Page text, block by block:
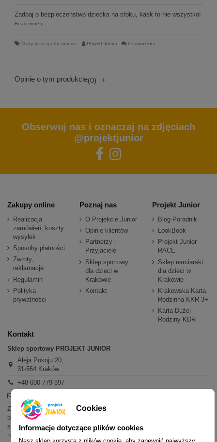
Zadbaj o bezpieczeństwo dziecka na stoku, kask to nie wszystko!
Read more
Narty oraz sporty zimowe Projekt Junior 0 comments
Opinie o tym produkcie(0) +
Obserwuj nas i oznaczaj na zdjęciach
@projektjunior
Zakupy online
Realizacja
zamówień, koszty
wysyłek
Sposoby płatności
Zwroty,
reklamacje
Regulamin
Polityka
prywatności
Poznaj nas
O Projekcie Junior
Opinie klientów
Partnerzy i
Przyjaciele
Sklep sportowy
dla dzieci w
Krakowie
Kontakt
Projekt Junior
Blog-Poradnik
LookBook
Projekt Junior
RACE
Sklep narciarski
dla dzieci w
Krakowie
Krakowska Karta
Rodzinna KKR 3+
Karta Dużej
Rodziny KDR
Kontakt
Sklep sportowy PROJEKT JUNIOR
Aleja Pokoju 20,
31-564 Kraków
+48 600 779 897
Zapraszamy do sklepu stacjonarnego:
poniedziałek - piątek: 11.00-19.00
sobota: 10.00-14.00
niedziela (każda): nieczynne
Cookies
Informacje dotyczące plików cookies